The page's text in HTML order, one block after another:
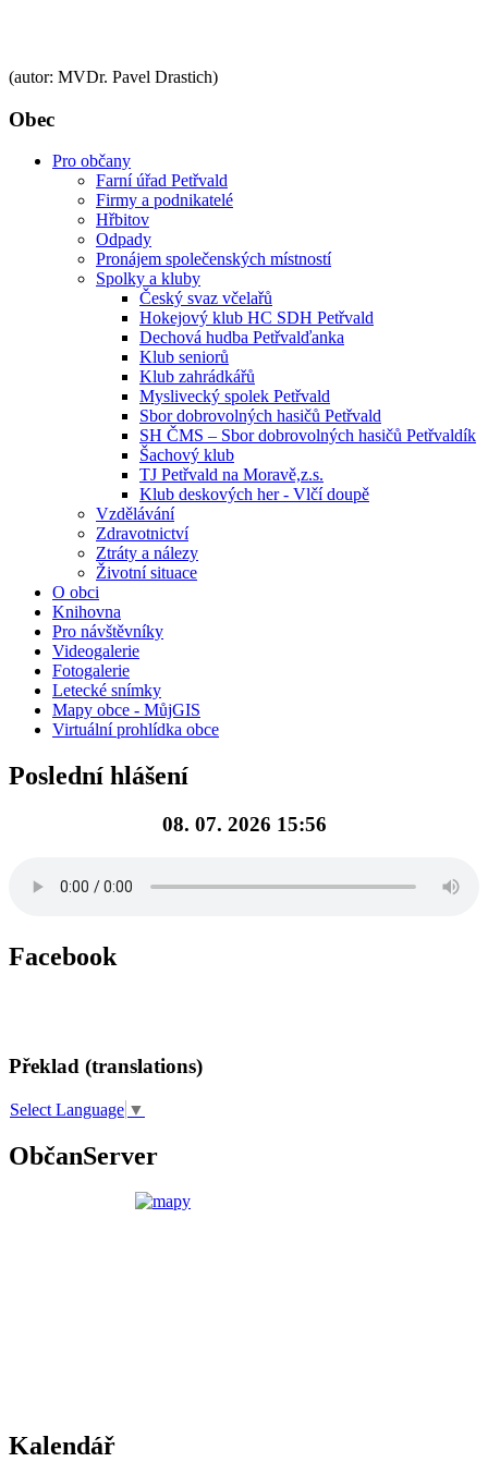
(autor: MVDr. Pavel Drastich)
Obec
Pro občany
Farní úřad Petřvald
Firmy a podnikatelé
Hřbitov
Odpady
Pronájem společenských místností
Spolky a kluby
Český svaz včelařů
Hokejový klub HC SDH Petřvald
Dechová hudba Petřvalďanka
Klub seniorů
Klub zahrádkářů
Myslivecký spolek Petřvald
Sbor dobrovolných hasičů Petřvald
SH ČMS – Sbor dobrovolných hasičů Petřvaldík
Šachový klub
TJ Petřvald na Moravě,z.s.
Klub deskových her - Vlčí doupě
Vzdělávání
Zdravotnictví
Ztráty a nálezy
Životní situace
O obci
Knihovna
Pro návštěvníky
Videogalerie
Fotogalerie
Letecké snímky
Mapy obce - MůjGIS
Virtuální prohlídka obce
Poslední hlášení
08. 07. 2026 15:56
Facebook
Překlad (translations)
Select Language ▼
ObčanServer
Kalendář